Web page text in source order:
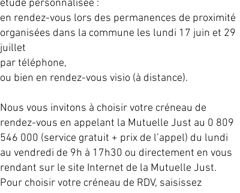
étude personnalisée :
en rendez-vous lors des permanences de proximité
organisées dans la commune les lundi 17 juin et 29
juillet
par téléphone,
ou bien en rendez-vous visio (à distance).
Nous vous invitons à choisir votre créneau de
rendez-vous en appelant la Mutuelle Just au 0 809
546 000 (service gratuit + prix de l’appel) du lundi
au vendredi de 9h à 17h30 ou directement en vous
rendant sur le site Internet de la Mutuelle Just.
Pour choisir votre créneau de RDV, saisissez